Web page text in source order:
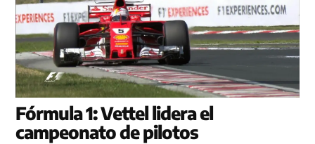
Fórmula 1: Vettel lidera el
campeonato de pilotos